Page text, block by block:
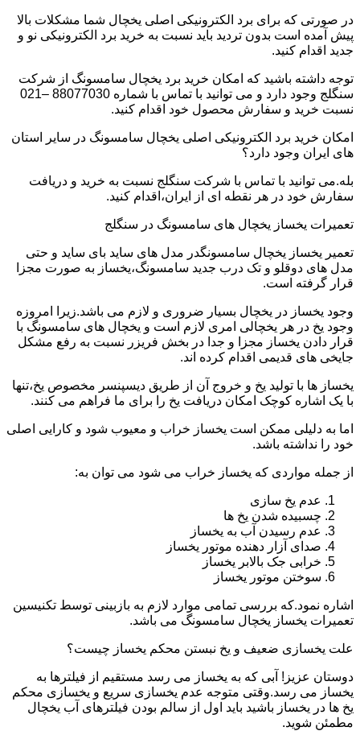
در صورتی که برای برد الکترونیکی اصلی یخچال شما مشکلات بالا
پیش آمده است بدون تردید باید نسبت به خرید برد الکترونیکی نو و
جدید اقدام کنید.
توجه داشته باشید که امکان خرید برد یخچال سامسونگ از شرکت
سنگلج وجود دارد و می توانید با تماس با شماره 88077030 –021
نسبت خرید و سفارش محصول خود اقدام کنید.
امکان خرید برد الکترونیکی اصلی یخچال سامسونگ در سایر استان
های ایران وجود دارد؟
بله.می توانید با تماس با شرکت سنگلج نسبت به خرید و دریافت
سفارش خود در هر نقطه ای از ایران،اقدام کنید.
تعمیرات یخساز یخچال های سامسونگ در سنگلج
تعمیر یخساز یخچال سامسونگدر مدل های ساید بای ساید و حتی
مدل های دوقلو و تک درب جدید سامسونگ،یخساز به صورت مجزا
قرار گرفته است.
وجود یخساز در یخچال بسیار ضروری و لازم می باشد.زیرا امروزه
وجود یخ در هر یخچالی امری لازم است و یخچال های سامسونگ با
قرار دادن یخساز مجزا و جدا در بخش فریزر نسبت به رفع مشکل
جایخی های قدیمی اقدام کرده اند.
یخساز ها با تولید یخ و خروج آن از طریق دیسپنسر مخصوص یخ،تنها
با یک اشاره کوچک امکان دریافت یخ را برای ما فراهم می کنند.
اما به دلیلی ممکن است یخساز خراب و معیوب شود و کارایی اصلی
خود را نداشته باشد.
از جمله مواردی که یخساز خراب می شود می توان به:
عدم یخ سازی
چسبیده شدن یخ ها
عدم رسیدن آب به یخساز
صدای آزار دهنده موتور یخساز
خرابی جک بالابر یخساز
سوختن موتور یخساز
اشاره نمود.که بررسی تمامی موارد لازم به بازبینی توسط تکنیسین
تعمیرات یخساز یخچال سامسونگ می باشد.
علت یخسازی ضعیف و یخ نبستن محکم یخساز چیست؟
دوستان عزیز! آبی که به یخساز می رسد مستقیم از فیلترها به
یخساز می رسد.وقتی متوجه عدم یخسازی سریع و یخسازی محکم
یخ ها در یخساز باشید باید اول از سالم بودن فیلترهای آب یخچال
مطمئن شوید.